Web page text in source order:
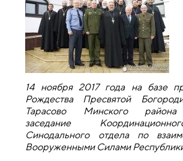
14 ноября 2017 года на базе
Рождества Пресвятой
Тарасово Минского района
заседание
Синодального отдела по
Вооруженными Силами